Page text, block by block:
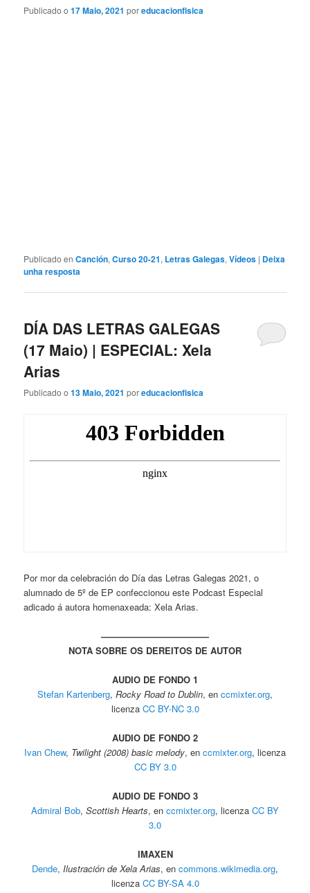
Publicado o17 Maio, 2021 poreducacionfisica
Publicado en Canción,Curso 20-21, Letras Galegas,Vídeos | Deixa
unha resposta
DÍA DAS LETRAS GALEGAS
(17 Maio) | ESPECIAL: Xela
Arias
Publicado o13 Maio, 2021 poreducacionfisica
Por mor da celebración do Día das Letras Galegas 2021, o
alumnado de 5º de EP confeccionou este Podcast Especial
adicado á autora homenaxeada: Xela Arias.
————————————
NOTA SOBRE OS DEREITOS DE AUTOR
AUDIO DE FONDO 1
Stefan Kartenberg, Rocky Road to Dublin, en ccmixter.org,
licenza CC BY-NC 3.0
AUDIO DE FONDO 2
Ivan Chew, Twilight (2008) basic melody, en ccmixter.org, licenza
CC BY 3.0
AUDIO DE FONDO 3
Admiral Bob, Scottish Hearts, en ccmixter.org, licenza CC BY
3.0
IMAXEN
Dende, Ilustración de Xela Arias, en commons.wikimedia.org,
licenza CC BY-SA 4.0